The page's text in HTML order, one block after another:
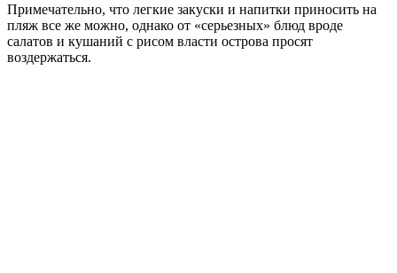
Примечательно, что легкие закуски и напитки приносить на
пляж все же можно, однако от «серьезных» блюд вроде
салатов и кушаний с рисом власти острова просят
воздержаться.